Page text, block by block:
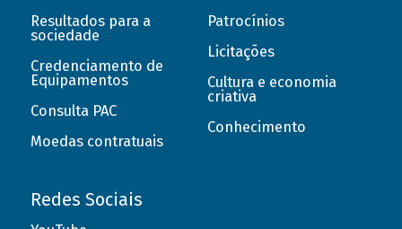
Resultados para a
sociedade
Credenciamento de
Equipamentos
Consulta PAC
Moedas contratuais
Patrocínios
Licitações
Cultura e economia
criativa
Conhecimento
Redes Sociais